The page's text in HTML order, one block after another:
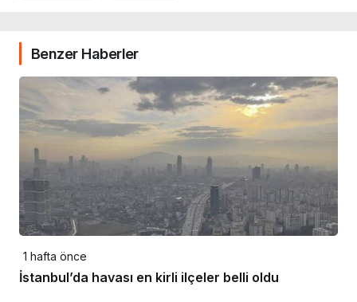
Benzer Haberler
1 hafta önce
İstanbul’da havası en kirli ilçeler belli oldu